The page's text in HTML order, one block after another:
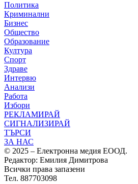
Политика
Криминални
Бизнес
Общество
Образование
Култура
Спорт
Здраве
Интервю
Анализи
Работа
Избори
РЕКЛАМИРАЙ
СИГНАЛИЗИРАЙ
ТЪРСИ
ЗА НАС
© 2025 – Електронна медия ЕООД.
Редактор: Емилия Димитрова
Всички права запазени
Тел. 887703098